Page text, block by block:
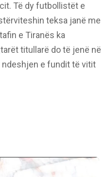
Të dy futbollistët e
teksa janë me
e Tiranës ka
titullarë do të jenë në
e fundit të vitit